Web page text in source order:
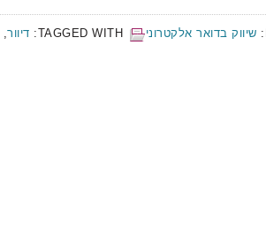
שיווק בדואר אלקטרוני TAGGED WITH: דיוור,